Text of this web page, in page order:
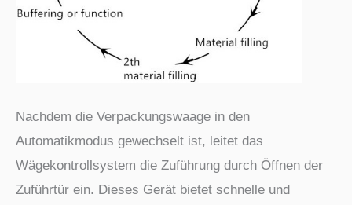
Nachdem die Verpackungswaage in den
Automatikmodus gewechselt ist, leitet das
Wägekontrollsystem die Zuführung durch Öffnen der
Zuführtür ein. Dieses Gerät bietet schnelle und